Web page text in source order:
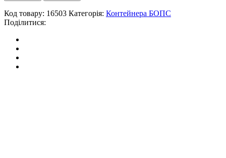
Код товару: 16503 Категорія: Контейнера БОПС
Поділитися: